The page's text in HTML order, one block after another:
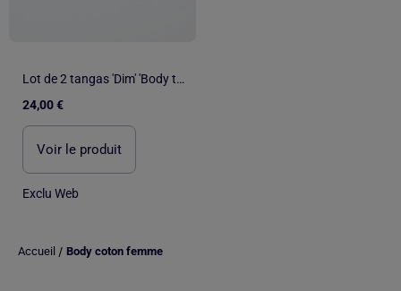
Lot de 2 tangas 'Dim' 'Body touch'
24,00 €
Voir le produit
Exclu Web
Accueil / Body coton femme